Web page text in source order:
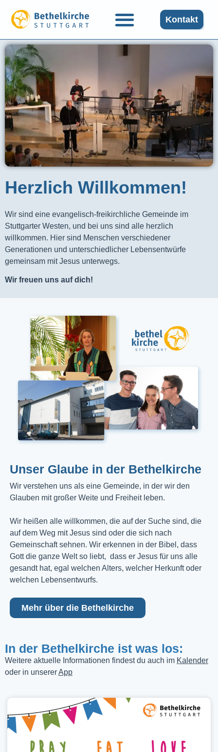
Kontakt
Herzlich Willkommen!
Wir sind eine evangelisch-freikirchliche Gemeinde im
Stuttgarter Westen, und bei uns sind alle herzlich
willkommen. Hier sind Menschen verschiedener
Generationen und unterschiedlicher Lebensentwürfe
gemeinsam mit Jesus unterwegs.
Wir freuen uns auf dich!
Unser Glaube in der Bethelkirche
Wir verstehen uns als eine Gemeinde, in der wir den
Glauben mit großer Weite und Freiheit leben.
Wir heißen alle willkommen, die auf der Suche sind, die
auf dem Weg mit Jesus sind oder die sich nach
Gemeinschaft sehnen. Wir erkennen in der Bibel, dass
Gott die ganze Welt so liebt, dass er Jesus für uns alle
gesandt hat, egal welchen Alters, welcher Herkunft oder
welchen Lebensentwurfs.
Mehr über die Bethelkirche
In der Bethelkirche ist was los:
Weitere aktuelle Informationen findest du auch im Kalender
oder in unsererApp